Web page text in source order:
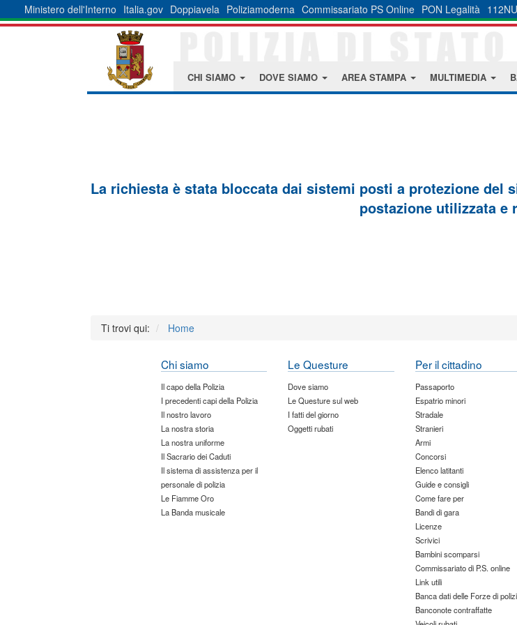
Ministero dell'Interno Italia.gov Doppiavela Poliziamoderna Commissariato PS Online PON Legalità
CHI SIAMO DOVE SIAMO AREA STAMPA MULTIMEDIA
La richiesta è stata bloccata dai sistemi posti a protezione
postazione utilizzata e
Ti trovi qui: Home
Chi siamo
Il capo della Polizia
I precedenti capi della Polizia
Il nostro lavoro
La nostra storia
La nostra uniforme
Il Sacrario dei Caduti
Il sistema di assistenza per il
personale di polizia
Le Fiamme Oro
La Banda musicale
Le Questure
Dove siamo
Le Questure sul web
I fatti del giorno
Oggetti rubati
Per il cittadino
Passaporto
Espatrio minori
Stradale
Stranieri
Armi
Concorsi
Elenco latitanti
Guide e consigli
Come fare per
Bandi di gara
Licenze
Scrivici
Bambini scomparsi
Commissariato di P.S. online
Link utili
Banca dati delle Forze di
Banconote contraffatte